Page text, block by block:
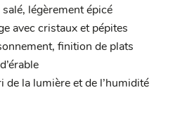
légèrement épicé
avec cristaux et pépites
finition de plats
de la lumière et de l’humidité